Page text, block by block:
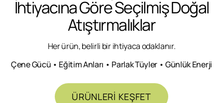
İhtiyacına Göre Seçilmiş Doğal
Atıştırmalıklar
Her ürün, belirli bir ihtiyaca odaklanır.
Çene Gücü • Eğitim Anları • Parlak Tüyler • Günlük Enerji
ÜRÜNLERİ KEŞFET